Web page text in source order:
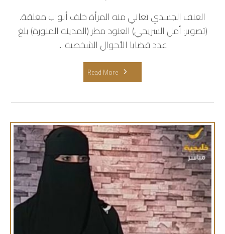
العنف الجسدي تعاني منه المرأة خلف أبواب مغلقة.
(تصوير: أمل السريحي) العنود مطر (المدينة المنورة) بلغ
عدد قضايا الأحوال الشخصية ...
Read More